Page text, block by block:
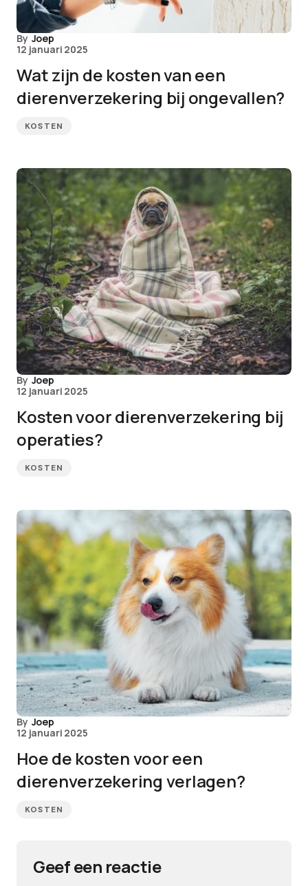
By Joep
12 januari 2025
Wat zijn de kosten van een
dierenverzekering bij ongevallen?
KOSTEN
By Joep
12 januari 2025
Kosten voor dierenverzekering bij
operaties?
KOSTEN
By Joep
12 januari 2025
Hoe de kosten voor een
dierenverzekering verlagen?
KOSTEN
Geef een reactie